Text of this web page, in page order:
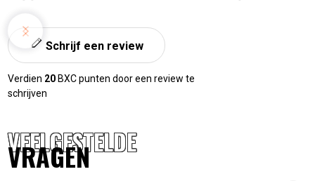
Schrijf een review
Verdien 20 BXC punten door een review te
schrijven
VEELGESTELDE
VRAGEN